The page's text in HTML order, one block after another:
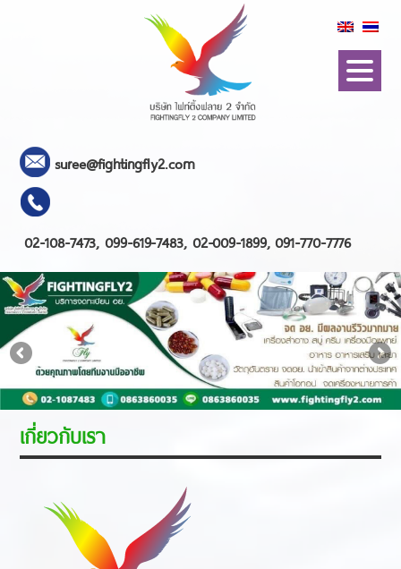
suree@fightingfly2.com
02-108-7473, 099-619-7483, 02-009-1899, 091-770-7776
เกี่ยวกับเรา